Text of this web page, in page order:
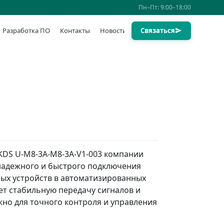
Пн–Пт: 9:00–18:00
Разработка ПО Контакты Новости Связаться
U-M8-3A-M8-3A-V1-003 компании
и быстрого подключения
устройств в автоматизированных
стабильную передачу сигналов и
для точного контроля и управления